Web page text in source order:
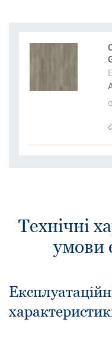
Технічні
умови